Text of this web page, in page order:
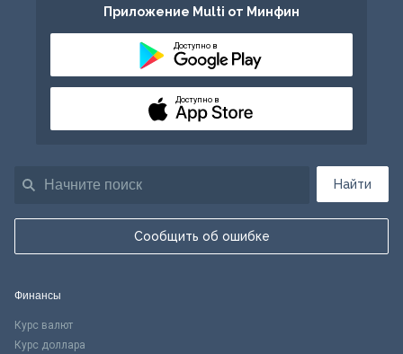
Найти
Сообщить об ошибке
Приложение Multi от Минфин
Доступно в
Доступно в
Финансы
Курс валют
Курс доллара